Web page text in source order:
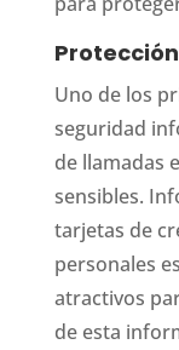
Uno de los
seguridad
de llamadas
sensibles.
tarjetas de
personales
atractivos
de esta